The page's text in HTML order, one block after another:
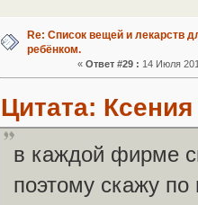
Re: Список вещей и лекарств
ребёнком.
«Ответ #29 : 14 Июля
Цитата:
в каждой фирме
поэтому скажу